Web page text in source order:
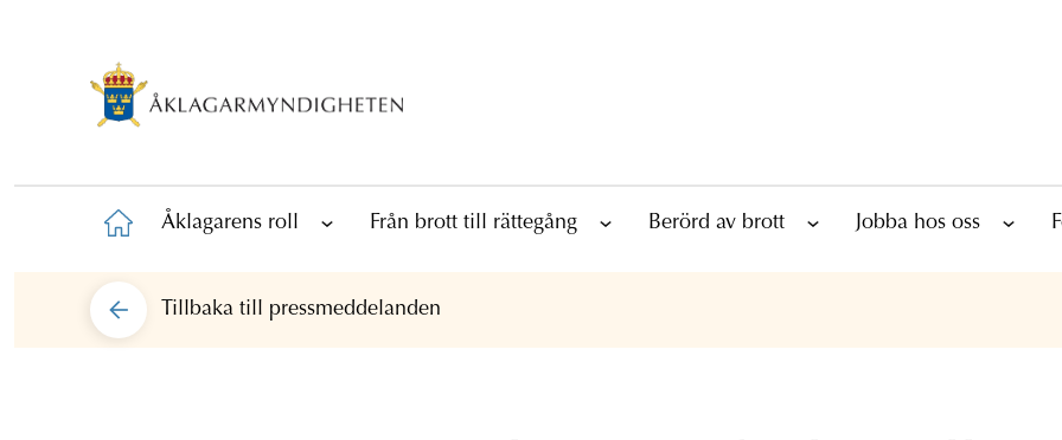
Åklagarens roll Från brott till rättegång Berörd av brott Jobba hos oss
Tillbaka till pressmeddelanden